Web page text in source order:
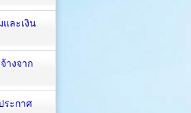
และเงิน
างจาก
ระกาศ